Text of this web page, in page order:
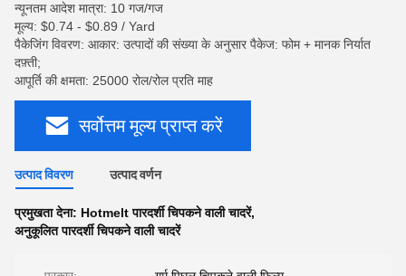
न्यूनतम आदेश मात्रा: 10 गज/गज
मूल्य: $0.74 - $0.89 / Yard
पैकेजिंग विवरण: आकार: उत्पादों की संख्या के अनुसार पैकेज: फोम + मानक निर्यात
दफ़्ती;
आपूर्ति की क्षमता: 25000 रोल/रोल प्रति माह
सर्वोत्तम मूल्य प्राप्त करें
उत्पाद विवरण उत्पाद वर्णन
प्रमुखता देना: Hotmelt पारदर्शी चिपकने वाली चादरें,
अनुकूलित पारदर्शी चिपकने वाली चादरें